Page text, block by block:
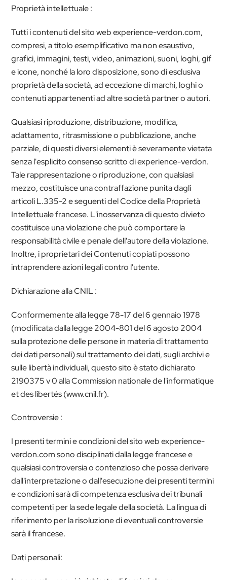
Proprietà intellettuale :
Tutti i contenuti del sito web experience-verdon.com,
compresi, a titolo esemplificativo ma non esaustivo,
grafici, immagini, testi, video, animazioni, suoni, loghi, gif
e icone, nonché la loro disposizione, sono di esclusiva
proprietà della società, ad eccezione di marchi, loghi o
contenuti appartenenti ad altre società partner o autori.
Qualsiasi riproduzione, distribuzione, modifica,
adattamento, ritrasmissione o pubblicazione, anche
parziale, di questi diversi elementi è severamente vietata
senza l'esplicito consenso scritto di experience-verdon.
Tale rappresentazione o riproduzione, con qualsiasi
mezzo, costituisce una contraffazione punita dagli
articoli L.335-2 e seguenti del Codice della Proprietà
Intellettuale francese. L'inosservanza di questo divieto
costituisce una violazione che può comportare la
responsabilità civile e penale dell'autore della violazione.
Inoltre, i proprietari dei Contenuti copiati possono
intraprendere azioni legali contro l'utente.
Dichiarazione alla CNIL :
Conformemente alla legge 78-17 del 6 gennaio 1978
(modificata dalla legge 2004-801 del 6 agosto 2004
sulla protezione delle persone in materia di trattamento
dei dati personali) sul trattamento dei dati, sugli archivi e
sulle libertà individuali, questo sito è stato dichiarato
2190375 v 0 alla Commission nationale de l'informatique
et des libertés (www.cnil.fr).
Controversie :
I presenti termini e condizioni del sito web experience-
verdon.com sono disciplinati dalla legge francese e
qualsiasi controversia o contenzioso che possa derivare
dall'interpretazione o dall'esecuzione dei presenti termini
e condizioni sarà di competenza esclusiva dei tribunali
competenti per la sede legale della società. La lingua di
riferimento per la risoluzione di eventuali controversie
sarà il francese.
Dati personali: